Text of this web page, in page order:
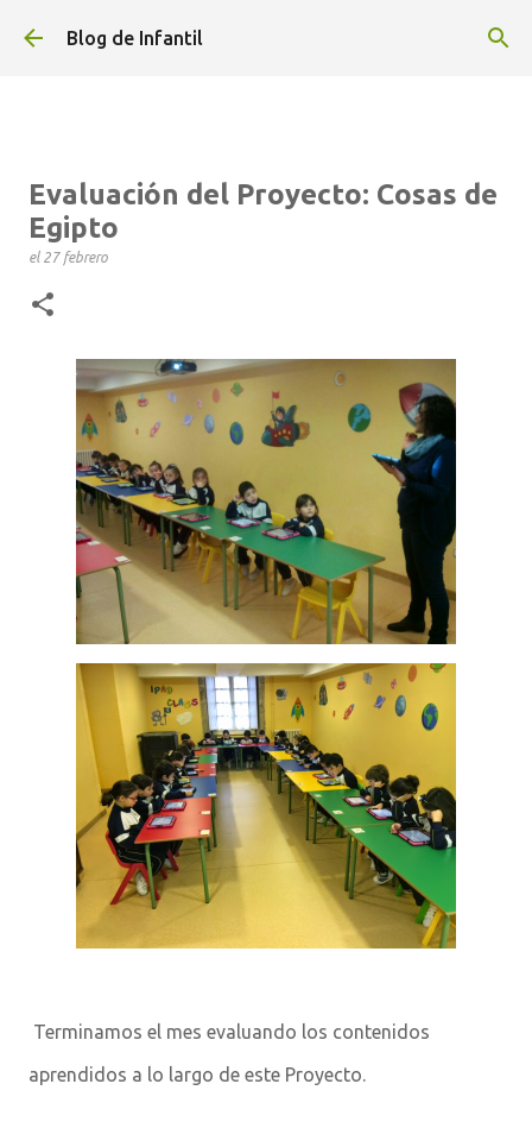
Ir al contenido principal
Blog de Infantil
Evaluación del Proyecto: Cosas de
Egipto
el 27 febrero
Terminamos el mes evaluando los contenidos
aprendidos a lo largo de este Proyecto.